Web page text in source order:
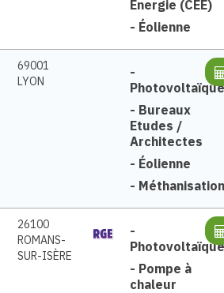
Energie (CEE)
- Éolienne
69001
LYON
-
Photovoltaïque
- Bureaux
Etudes /
Architectes
- Éolienne
- Méthanisation
26100
ROMANS-
SUR-ISÈRE
-
Photovoltaïque
- Pompe à
chaleur